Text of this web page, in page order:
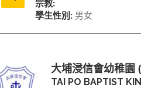
宗教:
學生性別: 男女
大埔浸信會幼稚園
TAI PO BAPTIST